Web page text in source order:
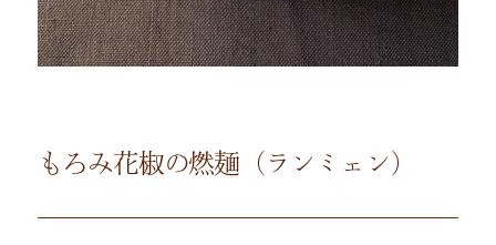
もろみ花椒の燃麺（ランミェン）